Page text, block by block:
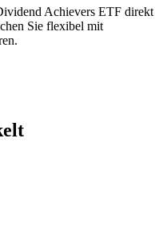
Achievers ETF direkt
Sie flexibel mit